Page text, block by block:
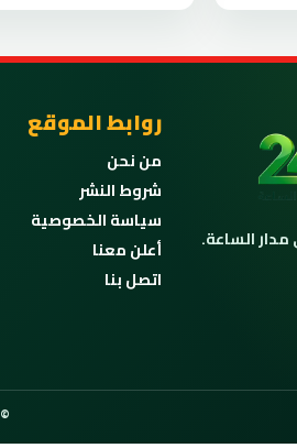
روابط الموقع
من نحن
شروط النشر
سياسة الخصوصية
أعلن معنا
اتصل بنا
© 2026 الرشيدية 24 - جميع الحقوق محفوظة